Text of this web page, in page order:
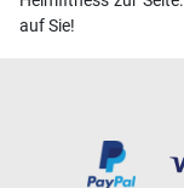
auf Sie!